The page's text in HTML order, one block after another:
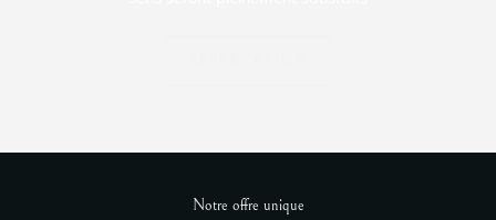
Notre offre unique